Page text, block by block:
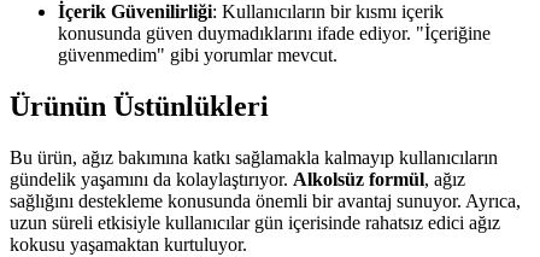
İçerik Güvenilirliği: Kullanıcıların bir kısmı içerik
konusunda güven duymadıklarını ifade ediyor. "İçeriğine
güvenmedim" gibi yorumlar mevcut.
Ürünün Üstünlükleri
Bu ürün, ağız bakımına katkı sağlamakla kalmayıp kullanıcıların
gündelik yaşamını da kolaylaştırıyor. Alkolsüz formül, ağız
sağlığını destekleme konusunda önemli bir avantaj sunuyor. Ayrıca,
uzun süreli etkisiyle kullanıcılar gün içerisinde rahatsız edici ağız
kokusu yaşamaktan kurtuluyor.